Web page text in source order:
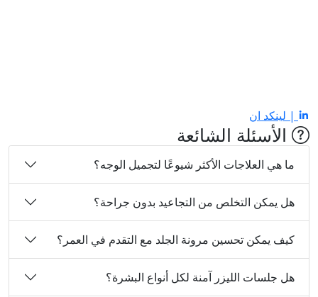
| لينكد ان
الأسئلة الشائعة
ما هي العلاجات الأكثر شيوعًا لتجميل الوجه؟
هل يمكن التخلص من التجاعيد بدون جراحة؟
كيف يمكن تحسين مرونة الجلد مع التقدم في العمر؟
هل جلسات الليزر آمنة لكل أنواع البشرة؟